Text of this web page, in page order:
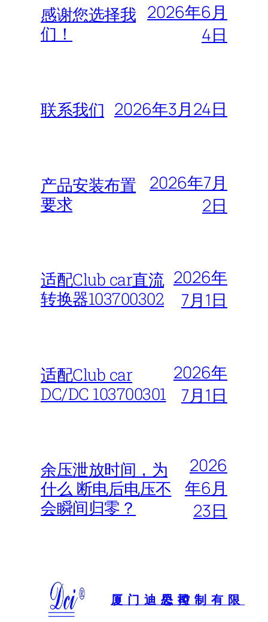
感谢您选择我
们！
2026年6月
4日
联系我们 2026年3月24日
产品安装布置
要求
2026年7月
2日
适配Club car直流
转换器103700302
2026年
7月1日
适配Club car
DC/DC 103700301
2026年
7月1日
余压泄放时间，为
什么 断电后电压不
会瞬间归零？
2026
年6月
23日
厦门迪思控制有限公司